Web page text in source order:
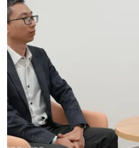
Lào có 11 ca mắc
mua 10 triệu khẩu
05/04/2020 10:23
Tổng số ca mắc
Campuchia tổng cộng